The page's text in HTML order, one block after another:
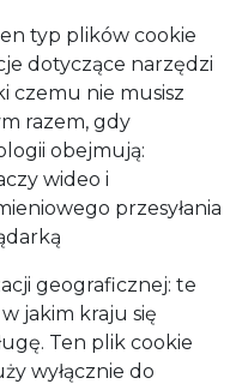
typ plików cookie
dotyczące narzędzi
czemu nie musisz
razem, gdy
obejmują:
wideo i
przesyłania
geograficznej: te
jakim kraju się
Ten plik cookie
wyłącznie do